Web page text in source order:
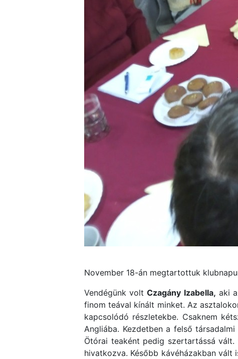
November 18-án megtartottuk
Vendégünk voltCzagány Izabella, aki
finom teával kínált minket. Az
kapcsolódó részletekbe. Csaknem
Angliába. Kezdetben a felső
Ötórai teaként pedig szertartássá
hivatkozva. Később kávéházakban